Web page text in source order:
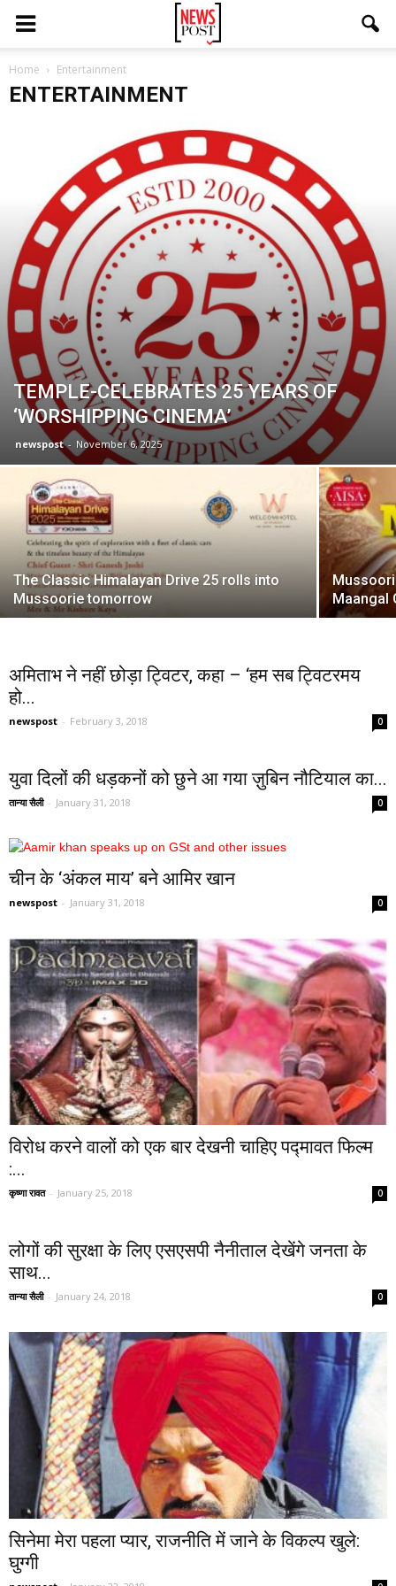
Home Entertainment
ENTERTAINMENT
TEMPLE-CELEBRATES 25 YEARS OF
‘WORSHIPPING CINEMA’
newspost - November 6, 2025
The Classic Himalayan Drive 25 rolls into
Mussoorie tomorrow
Maangal
अमिताभ ने नहीं छोड़ा ट्विटर, कहा – ‘हम सब ट्विटरमय
हो...
newspost - February 3, 2018 0
युवा दिलों की धड़कनों को छुने आ गया ज़ुबिन नौटियाल का...
तान्या सैली - January 31, 2018 0
चीन के ‘अंकल माय’ बने आमिर खान
newspost - January 31, 2018 0
विरोध करने वालों को एक बार देखनी चाहिए पद्मावत फिल्म
:...
कृष्णा रावत - January 25, 2018 0
लोगों की सुरक्षा के लिए एसएसपी नैनीताल देखेंगे जनता के
साथ...
तान्या सैली - January 24, 2018 0
सिनेमा मेरा पहला प्यार, राजनीति में जाने के विकल्प खुले:
घुग्गी